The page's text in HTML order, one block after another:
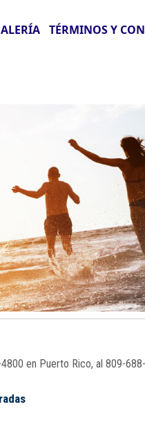
TÉRMINOS Y
en Puerto Rico, al 809-